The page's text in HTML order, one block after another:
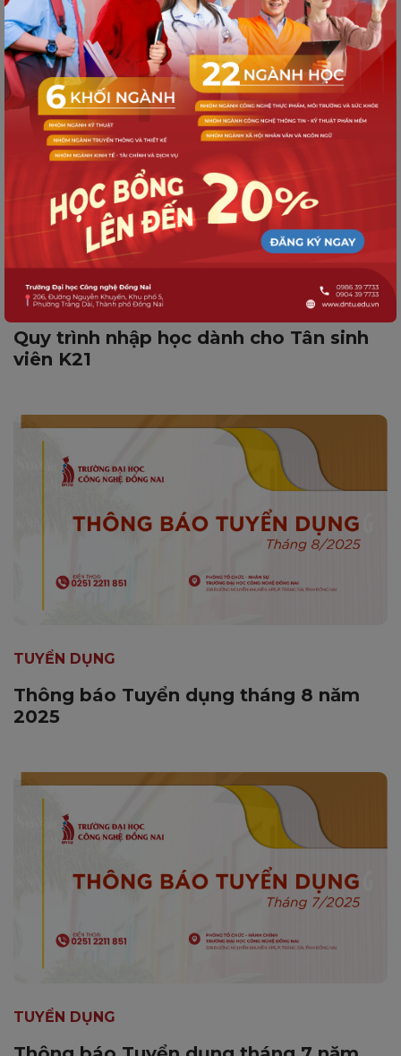
TUYỂN SINH
Quy trình nhập học dành cho Tân sinh
viên K21
TUYỂN DỤNG
Thông báo Tuyển dụng tháng 8 năm
2025
TUYỂN DỤNG